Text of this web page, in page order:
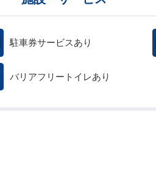
駐車券サービスあり
バリアフリートイレあり